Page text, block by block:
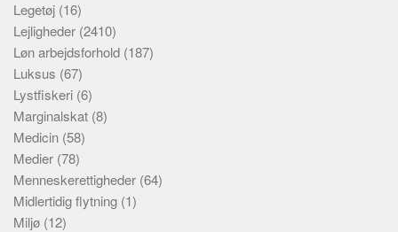
Legetøj (16)
Lejligheder (2410)
Løn arbejdsforhold (187)
Luksus (67)
Lystfiskeri (6)
Marginalskat (8)
Medicin (58)
Medier (78)
Menneskerettigheder (64)
Midlertidig flytning (1)
Miljø (12)